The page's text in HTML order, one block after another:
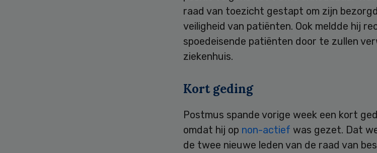
raad van toezicht gestapt om zijn
veiligheid van patiënten. Ook meldde hij
spoedeisende patiënten door te zullen
ziekenhuis.
Kort geding
Postmus spande vorige week een kort
omdat hij op non-actief was gezet. Dat
de twee nieuwe leden van de raad van